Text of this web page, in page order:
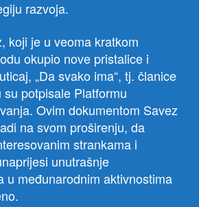
razvoja.
koji je u veoma kratkom
okupio nove pristalice i
„Da svako ima“, tj. članice
potpisale Platformu
Ovim dokumentom Savez
na svom proširenju, da
strankama i
unutrašnje
u međunarodnim aktivnostima